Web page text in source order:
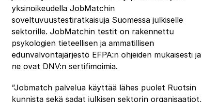
yksinoikeudella JobMatchin
soveltuvuustestiratkaisuja Suomessa julkiselle
sektorille. JobMatchin testit on rakennettu
psykologien tieteellisen ja ammatillisen
edunvalvontajärjestö EFPA:n ohjeiden mukaisesti ja
ne ovat DNV:n sertifimoimia.
”Jobmatch palvelua käyttää lähes puolet Ruotsin
kunnista sekä sadat julkisen sektorin organisaatiot,